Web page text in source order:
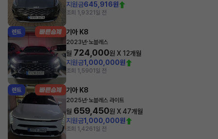
지원금645,916원
조회 1,9321일 전
렌트 기아 K8
2023년·노블레스
월 724,000원 X 12개월
지원금1,000,000원
조회 1,5901일 전
렌트 기아 K8
2025년·노블레스 라이트
월 659,450원 X47개월
지원금1,000,000원
조회 1,4261일 전